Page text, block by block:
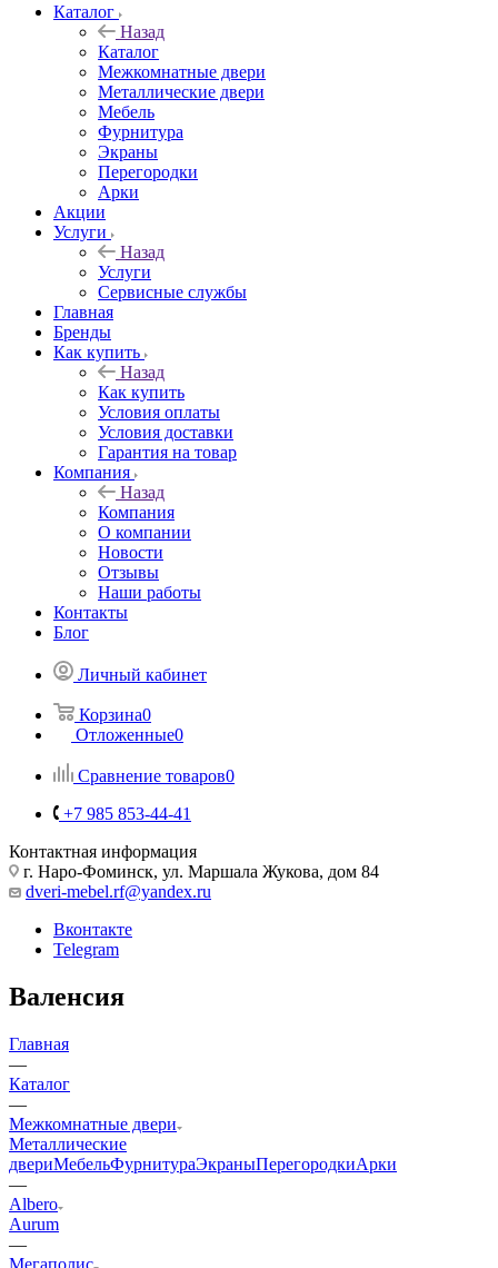
Каталог
Назад
Каталог
Межкомнатные двери
Металлические двери
Мебель
Фурнитура
Экраны
Перегородки
Арки
Акции
Услуги
Назад
Услуги
Сервисные службы
Главная
Бренды
Как купить
Назад
Как купить
Условия оплаты
Условия доставки
Гарантия на товар
Компания
Назад
Компания
О компании
Новости
Отзывы
Наши работы
Контакты
Блог
Личный кабинет
Корзина0
Отложенные0
Сравнение товаров0
+7 985 853-44-41
Контактная информация
г. Наро-Фоминск, ул. Маршала Жукова, дом 84
dveri-mebel.rf@yandex.ru
Вконтакте
Telegram
Валенсия
Главная
—
Каталог
—
Межкомнатные двери
Металлические
двериМебельФурнитураЭкраныПерегородкиАрки
—
Albero
Aurum
—
Мегаполис